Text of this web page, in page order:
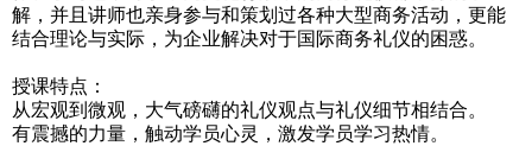
解，并且讲师也亲身参与和策划过各种大型商务活动，更能
结合理论与实际，为企业解决对于国际商务礼仪的困惑。
授课特点：
从宏观到微观，大气磅礴的礼仪观点与礼仪细节相结合。
有震撼的力量，触动学员心灵，激发学员学习热情。